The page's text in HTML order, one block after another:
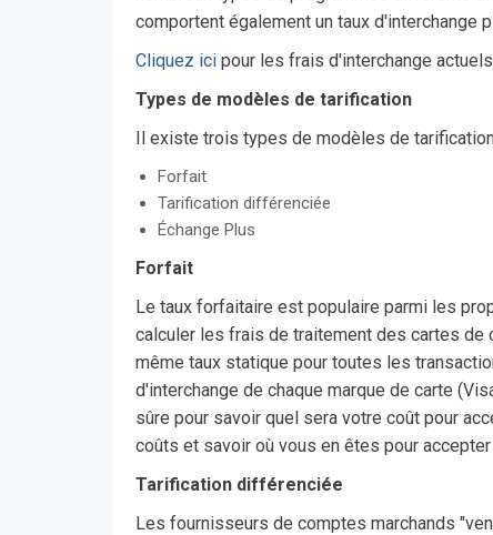
comportent également un taux d'interchange
Cliquez ici pour les frais d'interchange
Types de modèles de tarification
Il existe trois types de modèles de
Forfait
Tarification différenciée
Échange Plus
Forfait
Le taux forfaitaire est populaire parmi les
calculer les frais de traitement des cartes de
même taux statique pour toutes les
d'interchange de chaque marque de carte
sûre pour savoir quel sera votre coût pour
coûts et savoir où vous en êtes pour
Tarification différenciée
Les fournisseurs de comptes marchands